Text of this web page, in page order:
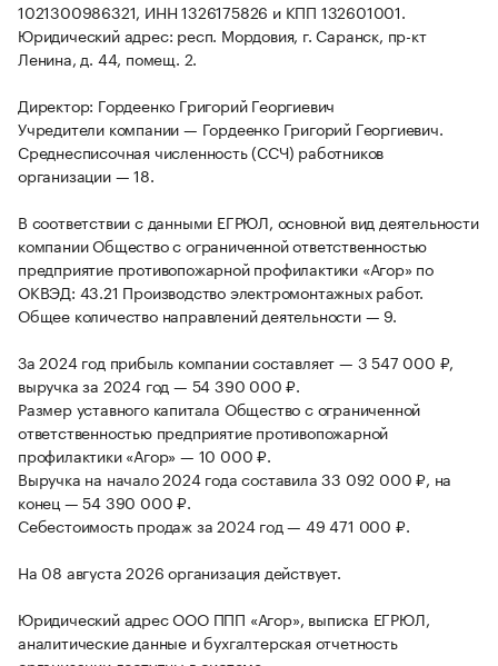
1021300986321, ИНН 1326175826 и КПП 132601001.
Юридический адрес: респ. Мордовия, г. Саранск, пр-кт
Ленина, д. 44, помещ. 2.
Директор: Гордеенко Григорий Георгиевич
Учредители компании — Гордеенко Григорий Георгиевич.
Среднесписочная численность (ССЧ) работников
организации — 18.
В соответствии с данными ЕГРЮЛ, основной вид деятельности
компании Общество с ограниченной ответственностью
предприятие противопожарной профилактики «Агор» по
ОКВЭД: 43.21 Производство электромонтажных работ.
Общее количество направлений деятельности — 9.
За 2024 год прибыль компании составляет — 3 547 000 ₽,
выручка за 2024 год — 54 390 000 ₽.
Размер уставного капитала Общество с ограниченной
ответственностью предприятие противопожарной
профилактики «Агор» — 10 000 ₽.
Выручка на начало 2024 года составила 33 092 000 ₽, на
конец — 54 390 000 ₽.
Себестоимость продаж за 2024 год — 49 471 000 ₽.
На 08 августа 2026 организация действует.
Юридический адрес ООО ППП «Агор», выписка ЕГРЮЛ,
аналитические данные и бухгалтерская отчетность